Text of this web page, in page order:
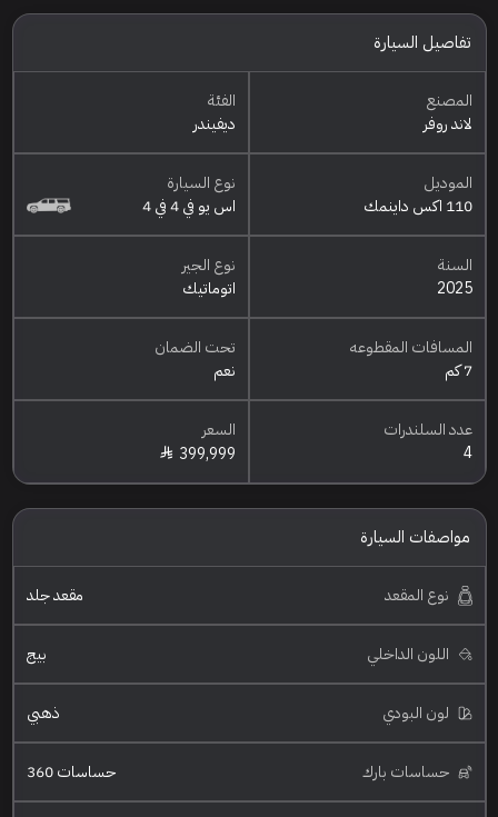
تفاصيل السيارة
المصنع
لاند روفر
الفئة
ديفيندر
الموديل
110 اكس داينمك
نوع السيارة
اس يو في 4 في 4
السنة
2025
نوع الجير
اتوماتيك
المسافات المقطوعه
7 كم
تحت الضمان
نعم
عدد السلندرات
4
السعر
399,999
مواصفات السيارة
نوع المقعد مقعد جلد
اللون الداخلي بيج
لون البودي ذهبي
حساسات بارك حساسات 360